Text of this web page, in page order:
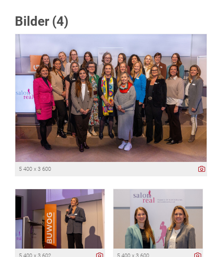
Bilder (4)
5 400 x 3 600
5 400 x 3 602 5 400 x 3 600